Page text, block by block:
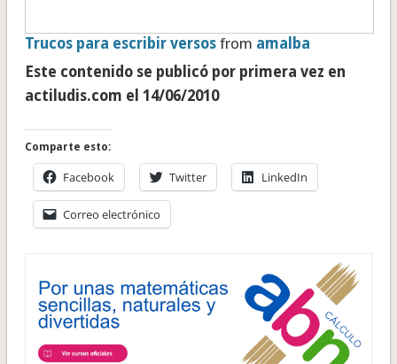
Trucos para escribir versos from amalba
Este contenido se publicó por primera vez en
actiludis.com el 14/06/2010
Comparte esto:
Facebook Twitter LinkedIn
Correo electrónico